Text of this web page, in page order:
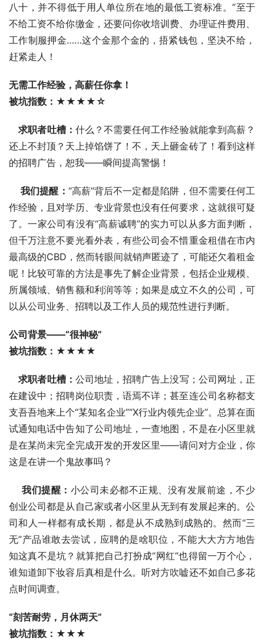
八十，并不得低于用人单位所在地的最低工资标准。”至于
不给工资不给你缴金，还要问你收培训费、办理证件费用、
工作制服押金……这个金那个金的，捂紧钱包，坚决不给，
赶紧走人！
无需工作经验，高薪任你拿！
被坑指数：★★★★☆
求职者吐槽： 什么？不需要任何工作经验就能拿到高薪？
还上不封顶？天上掉馅饼了！不，天上砸金砖了！看到这样
的招聘广告，恕我――瞬间提高警惕！
我们提醒： “高薪”背后不一定都是陷阱，但不需要任何工
作经验，且对学历、专业背景也没有任何要求，这就很可疑
了。一家公司有没有“高薪诚聘”的实力可以从多方面判断，
但千万注意不要光看外表，有些公司会不惜重金租借在市内
最高级的CBD，然而转眼间就销声匿迹了，可能还欠着租金
呢！比较可靠的方法是事先了解企业背景，包括企业规模、
所属领域、销售额和利润等等；如果是成立不久的公司，可
以从公司业务、招聘以及工作人员的规范性进行判断。
公司背景――“很神秘”
被坑指数：★★★★
求职者吐槽： 公司地址，招聘广告上没写；公司网址，正
在建设中；招聘岗位职责，语焉不详；甚至连公司名称都支
支吾吾地来上个“某知名企业”“X行业内领先企业”。总算在面
试通知电话中告知了公司地址，一查地图，不是在小区里就
是在某尚未完全完成开发的开发区里――请问对方企业，你
这是在讲一个鬼故事吗？
我们提醒： 小公司未必都不正规、没有发展前途，不少
创业公司都是从自己家或者小区里从无到有发展起来的。公
司和人一样都有成长期，都是从不成熟到成熟的。然而“三
无”产品谁敢去尝试，应聘的是啥职位，不能大大方方地告
知这真不是坑？就算把自己打扮成“网红”也得留一万个心，
谁知道卸下妆容后真相是什么。听对方吹嘘还不如自己多花
点时间调查。
“刻苦耐劳，月休两天”
被坑指数：★★★